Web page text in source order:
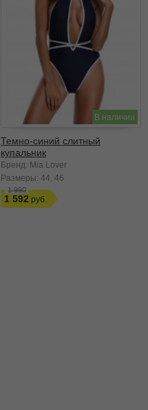
В наличии
Темно-синий слитный
купальник
Бренд: Mia Lover
Размеры: 44 46
1 990
1 592